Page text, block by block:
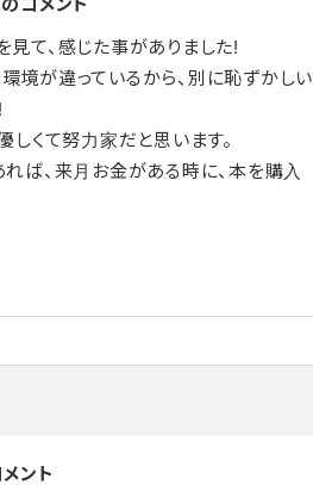
て、感じた事がありました!
境が違っているから、別に恥ずかしい
しくて努力家だと思います。
ば、来月お金がある時に、本を購入
ント